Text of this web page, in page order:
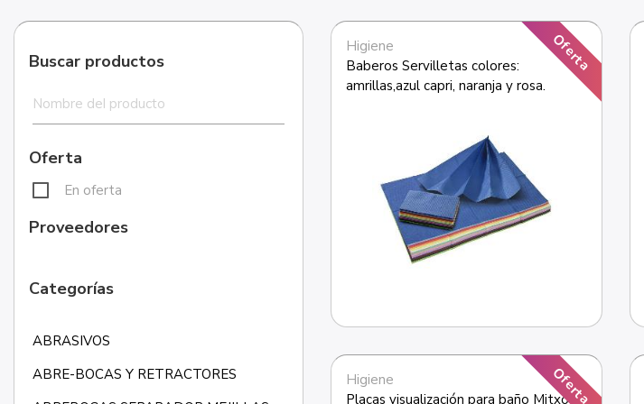
Buscar productos
Oferta
En oferta
Proveedores
Categorías
ABRASIVOS
ABRE-BOCAS Y RETRACTORES
Oferta
Higiene
Baberos Servilletas colores:
amrillas,azul capri, naranja y rosa.
Oferta
Higiene
Placas visualización para baño Mitxo